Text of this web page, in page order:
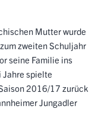
Mutter wurde
zweiten Schuljahr
seine Familie ins
Jahre spielte
2016/17 zurück
Jungadler